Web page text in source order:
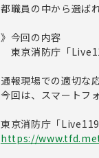
都職員の中から選ば
》今回の内容
東京消防庁「
通報現場での適切な
今回は、スマートフ
東京消防庁「
https://